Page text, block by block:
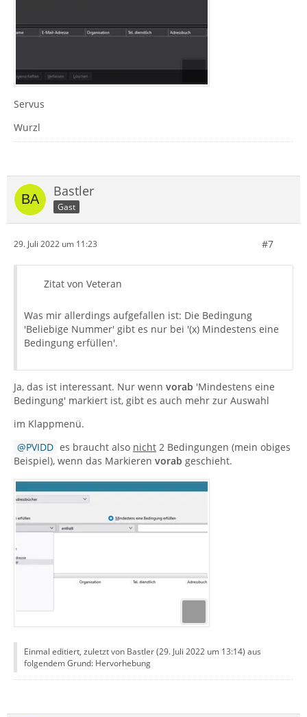
Servus
Wurzl
Bastler
Gast
29. Juli 2022 um 11:23 #7
Zitat von Veteran
Was mir allerdings aufgefallen ist: Die Bedingung
'Beliebige Nummer' gibt es nur bei '(x) Mindestens eine
Bedingung erfüllen'.
Ja, das ist interessant. Nur wenn vorab 'Mindestens eine
Bedingung' markiert ist, gibt es auch mehr zur Auswahl
im Klappmenü.
PVIDD es braucht also nicht 2 Bedingungen (mein obiges
Beispiel), wenn das Markieren vorab geschieht.
Einmal editiert, zuletzt von Bastler (29. Juli 2022 um 13:14) aus
folgendem Grund: Hervorhebung